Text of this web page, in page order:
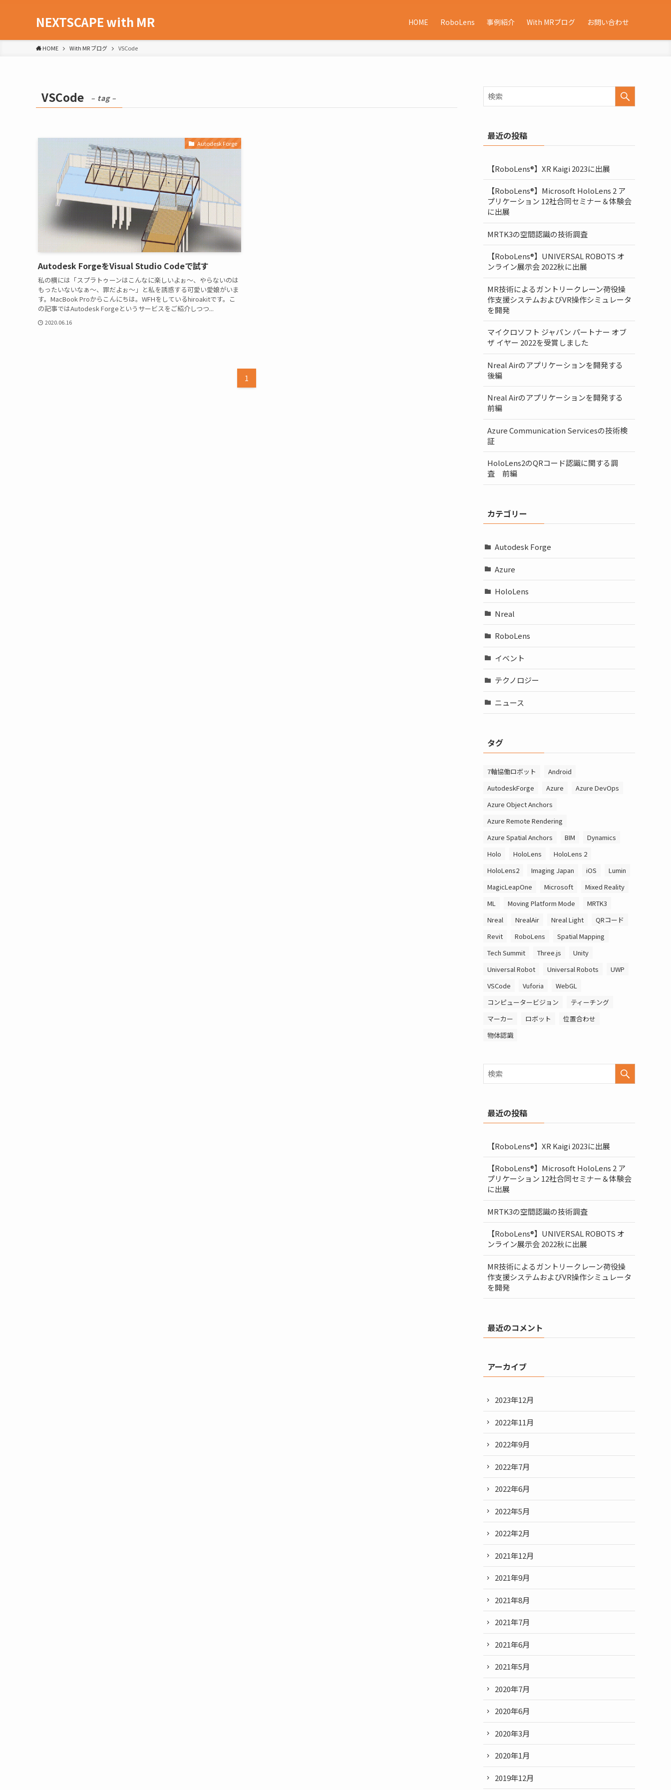
NEXTSCAPE with MR HOME RoboLens 事例紹介 With MRブログ お問い合わせ
HOME With MR ブログ VSCode
VSCode – tag –
Autodesk Forge
Autodesk ForgeをVisual Studio Codeで試す
私の横には「スプラトゥーンはこんなに楽しいよぉ〜、やらないのは
もったいないなぁ〜、罪だよぉ〜」と私を誘惑する可愛い愛娘がいま
す。MacBook Proからこんにちは。WFHをしているhiroakitです。こ
の記事ではAutodesk Forgeというサービスをご紹介しつつ...
2020.06.16
1
最近の投稿
【RoboLens®】XR Kaigi 2023に出展
【RoboLens®】Microsoft HoloLens 2 ア
プリケーション 12社合同セミナー＆体験会
に出展
MRTK3の空間認識の技術調査
【RoboLens®】UNIVERSAL ROBOTS オ
ンライン展示会 2022秋に出展
MR技術によるガントリークレーン荷役操
作支援システムおよびVR操作シミュレータ
を開発
マイクロソフト ジャパン パートナー オブ
ザ イヤー 2022を受賞しました
Nreal Airのアプリケーションを開発する
後編
Nreal Airのアプリケーションを開発する
前編
Azure Communication Servicesの技術検
証
HoloLens2のQRコード認識に関する調
査 前編
カテゴリー
Autodesk Forge
Azure
HoloLens
Nreal
RoboLens
イベント
テクノロジー
ニュース
タグ
7軸協働ロボット
Android
AutodeskForge
Azure
Azure DevOps
Azure Object Anchors
Azure Remote Rendering
Azure Spatial Anchors
BIM
Dynamics
Holo
HoloLens
HoloLens 2
HoloLens2
Imaging Japan iOS
Lumin
MagicLeapOne
Microsoft
Mixed Reality
ML
Moving Platform Mode
MRTK3
Nreal
NrealAir Nreal Light
QRコード
Revit
RoboLens
Spatial Mapping
Tech Summit
Three.js
Unity
Universal Robot
Universal Robots
UWP
VSCode
Vuforia
WebGL
コンピュータービジョン
ティーチング
マーカー
ロボット
位置合わせ
物体認識
最近の投稿
【RoboLens®】XR Kaigi 2023に出展
【RoboLens®】Microsoft HoloLens 2 ア
プリケーション 12社合同セミナー＆体験会
に出展
MRTK3の空間認識の技術調査
【RoboLens®】UNIVERSAL ROBOTS オ
ンライン展示会 2022秋に出展
MR技術によるガントリークレーン荷役操
作支援システムおよびVR操作シミュレータ
を開発
最近のコメント
アーカイブ
2023年12月
2022年11月
2022年9月
2022年7月
2022年6月
2022年5月
2022年2月
2021年12月
2021年9月
2021年8月
2021年7月
2021年6月
2021年5月
2020年7月
2020年6月
2020年3月
2020年1月
2019年12月